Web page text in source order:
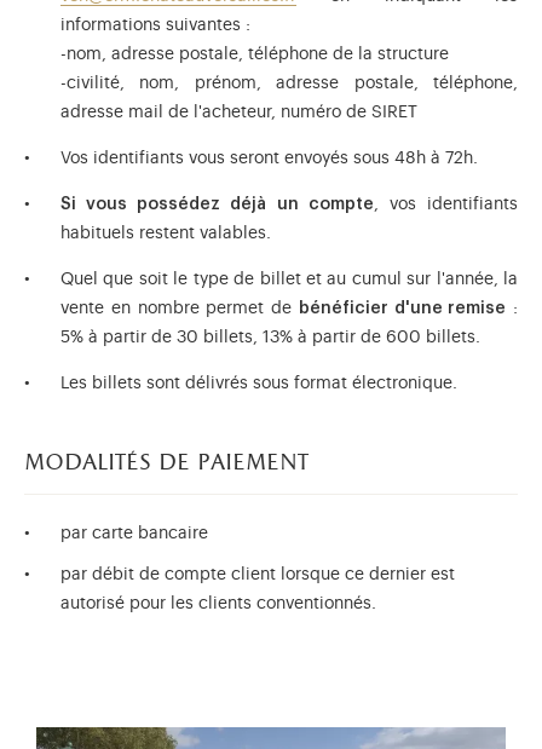
informations suivantes :
-nom, adresse postale, téléphone de la structure
-civilité, nom, prénom, adresse postale, téléphone,
adresse mail de l'acheteur, numéro de SIRET
Vos identifiants vous seront envoyés sous 48h à 72h.
Si vous possédez déjà un compte , vos identifiants
habituels restent valables.
Quel que soit le type de billet et au cumul sur l'année, la
vente en nombre permet de bénéficier d'une remise :
5% à partir de 30 billets, 13% à partir de 600 billets.
Les billets sont délivrés sous format électronique.
modalités de paiement
par carte bancaire
par débit de compte client lorsque ce dernier est
autorisé pour les clients conventionnés.